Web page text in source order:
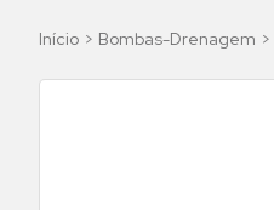
Bombas-Drenagem